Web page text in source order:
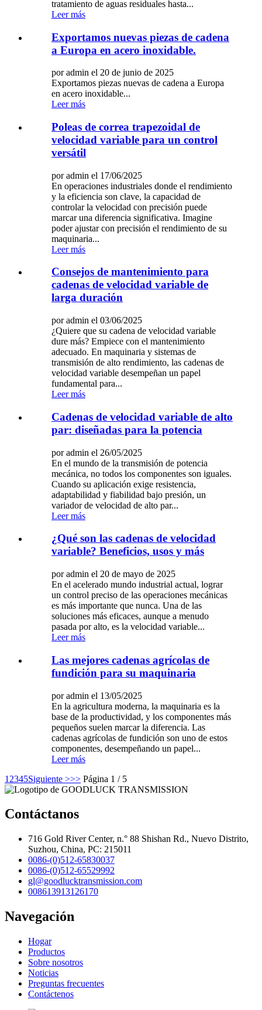
tratamiento de aguas residuales hasta...
Leer más
Exportamos nuevas piezas de cadena
a Europa en acero inoxidable.
por admin el 20 de junio de 2025
Exportamos piezas nuevas de cadena a Europa
en acero inoxidable...
Leer más
Poleas de correa trapezoidal de
velocidad variable para un control
versátil
por admin el 17/06/2025
En operaciones industriales donde el rendimiento
y la eficiencia son clave, la capacidad de
controlar la velocidad con precisión puede
marcar una diferencia significativa. Imagine
poder ajustar con precisión el rendimiento de su
maquinaria...
Leer más
Consejos de mantenimiento para
cadenas de velocidad variable de
larga duración
por admin el 03/06/2025
¿Quiere que su cadena de velocidad variable
dure más? Empiece con el mantenimiento
adecuado. En maquinaria y sistemas de
transmisión de alto rendimiento, las cadenas de
velocidad variable desempeñan un papel
fundamental para...
Leer más
Cadenas de velocidad variable de alto
par: diseñadas para la potencia
por admin el 26/05/2025
En el mundo de la transmisión de potencia
mecánica, no todos los componentes son iguales.
Cuando su aplicación exige resistencia,
adaptabilidad y fiabilidad bajo presión, un
variador de velocidad de alto par...
Leer más
¿Qué son las cadenas de velocidad
variable? Beneficios, usos y más
por admin el 20 de mayo de 2025
En el acelerado mundo industrial actual, lograr
un control preciso de las operaciones mecánicas
es más importante que nunca. Una de las
soluciones más eficaces, aunque a menudo
pasada por alto, es la velocidad variable...
Leer más
Las mejores cadenas agrícolas de
fundición para su maquinaria
por admin el 13/05/2025
En la agricultura moderna, la maquinaria es la
base de la productividad, y los componentes más
pequeños suelen marcar la diferencia. Las
cadenas agrícolas de fundición son uno de estos
componentes, desempeñando un papel...
Leer más
1 2345Siguiente >>> Página 1 / 5
Contáctanos
716 Gold River Center, n.° 88 Shishan Rd., Nuevo Distrito,
Suzhou, China, PC: 215011
0086-(0)512-65830037
0086-(0)512-65529992
gl@goodlucktransmission.com
008613913126170
Navegación
Hogar
Productos
Sobre nosotros
Noticias
Preguntas frecuentes
Contáctenos